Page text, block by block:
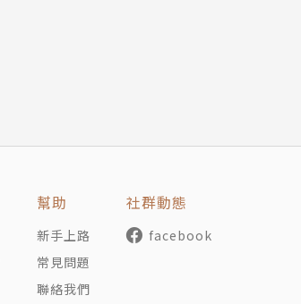
幫助
新手上路
常見問題
聯絡我們
社群動態
facebook